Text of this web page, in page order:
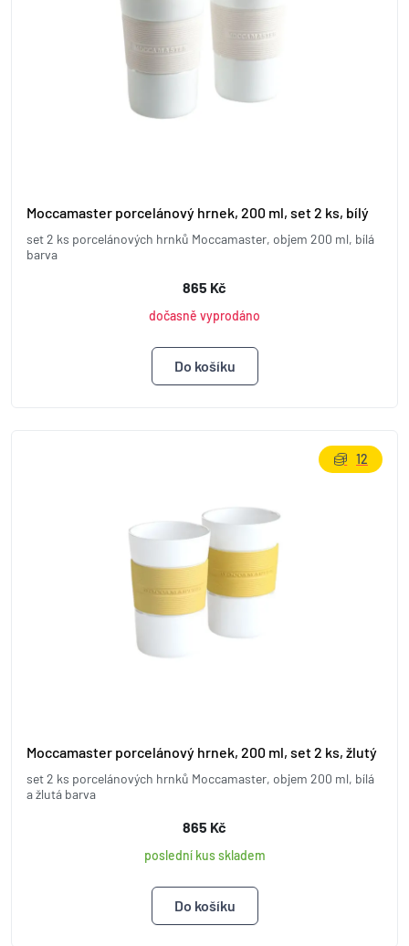
Moccamaster porcelánový hrnek, 200 ml, set 2 ks, bílý
set 2 ks porcelánových hrnků Moccamaster, objem 200 ml, bílá
barva
865 Kč
dočasně vyprodáno
Moccamaster porcelánový hrnek, 200 ml, set 2 ks, žlutý
set 2 ks porcelánových hrnků Moccamaster, objem 200 ml, bílá
a žlutá barva
865 Kč
poslední kus skladem
12